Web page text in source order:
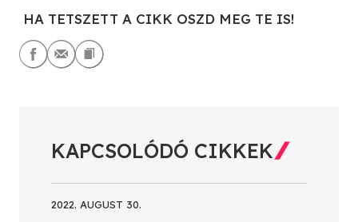
HA TETSZETT A CIKK OSZD MEG TE IS!
KAPCSOLÓDÓ CIKKEK
2022. AUGUST 30.